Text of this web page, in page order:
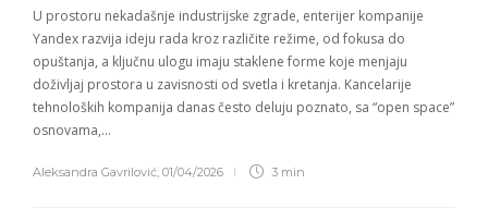
U prostoru nekadašnje industrijske zgrade, enterijer kompanije
Yandex razvija ideju rada kroz različite režime, od fokusa do
opuštanja, a ključnu ulogu imaju staklene forme koje menjaju
doživljaj prostora u zavisnosti od svetla i kretanja. Kancelarije
tehnoloških kompanija danas često deluju poznato, sa “open space”
osnovama,…
Aleksandra Gavrilović 01/04/2026 3 min